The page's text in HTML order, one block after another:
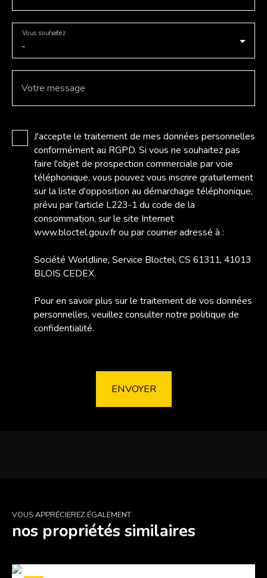
-
Vous souhaitez
Votre message
J'accepte le traitement de mes données personnelles
conformément au RGPD. Si vous ne souhaitez pas
faire l'objet de prospection commerciale par voie
téléphonique, vous pouvez vous inscrire gratuitement
sur la liste d'opposition au démarchage téléphonique,
prévu par l'article L223-1 du code de la
consommation, sur le site Internet
www.bloctel.gouv.fr ou par courrier adressé à :
Société Worldline, Service Bloctel, CS 61311, 41013
BLOIS CEDEX.
Pour en savoir plus sur le traitement de vos données
personnelles, veuillez consulter notre politique de
confidentialité.
ENVOYER
VOUS APPRÉCIEREZ ÉGALEMENT
nos propriétés similaires